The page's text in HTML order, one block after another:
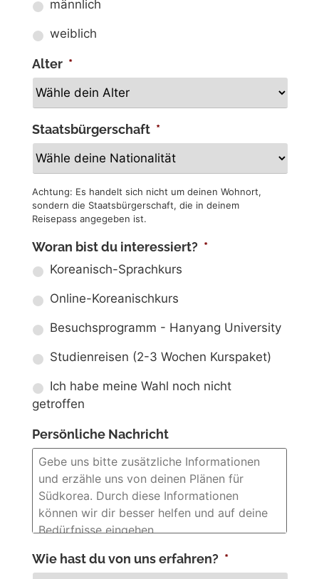
männlich
weiblich
Alter *
Staatsbürgerschaft *
Achtung: Es handelt sich nicht um deinen Wohnort,
sondern die Staatsbürgerschaft, die in deinem
Reisepass angegeben ist.
Woran bist du interessiert? *
Koreanisch-Sprachkurs
Online-Koreanischkurs
Besuchsprogramm - Hanyang University
Studienreisen (2-3 Wochen Kurspaket)
Ich habe meine Wahl noch nicht
getroffen
Persönliche Nachricht
Wie hast du von uns erfahren? *